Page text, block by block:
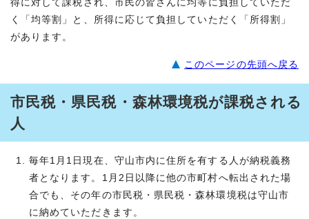
得に対して課税され、市民の皆さんに均等に負担していただ
く「均等割」と、所得に応じて負担していただく「所得割」
があります。
このページの先頭へ戻る
市民税・県民税・森林環境税が課税される
人
毎年1月1日現在、守山市内に住所を有する人が納税義務
者となります。1月2日以降に他の市町村へ転出された場
合でも、その年の市民税・県民税・森林環境税は守山市
に納めていただきます。